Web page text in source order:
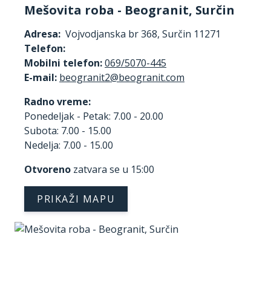
Mešovita roba - Beogranit, Surčin
Adresa: Vojvodjanska br 368, Surčin 11271
Telefon:
Mobilni telefon:069/5070-445
E-mail:
Radno vreme:
Ponedeljak - Petak: 7.00 - 20.00
Subota: 7.00 - 15.00
Nedelja: 7.00 - 15.00
Otvoreno zatvara se u 15:00
PRIKAŽI MAPU